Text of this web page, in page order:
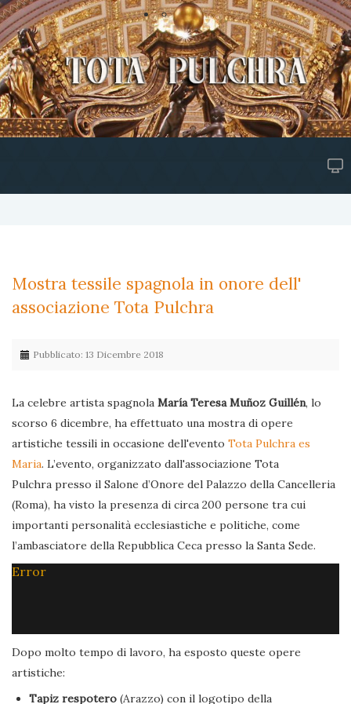
Mostra tessile spagnola in onore dell'
associazione Tota Pulchra
Pubblicato: 13 Dicembre 2018
La celebre artista spagnola María Teresa Muñoz Guillén, lo
scorso 6 dicembre, ha effettuato una mostra di opere
artistiche tessili in occasione dell'evento Tota Pulchra es
Maria. L’evento, organizzato dall'associazione Tota
Pulchra presso il Salone d’Onore del Palazzo della Cancelleria
(Roma), ha visto la presenza di circa 200 persone tra cui
importanti personalità ecclesiastiche e politiche, come
l’ambasciatore della Repubblica Ceca presso la Santa Sede.
Error
Dopo molto tempo di lavoro, ha esposto queste opere
artistiche:
Tapiz respotero (Arazzo) con il logotipo della